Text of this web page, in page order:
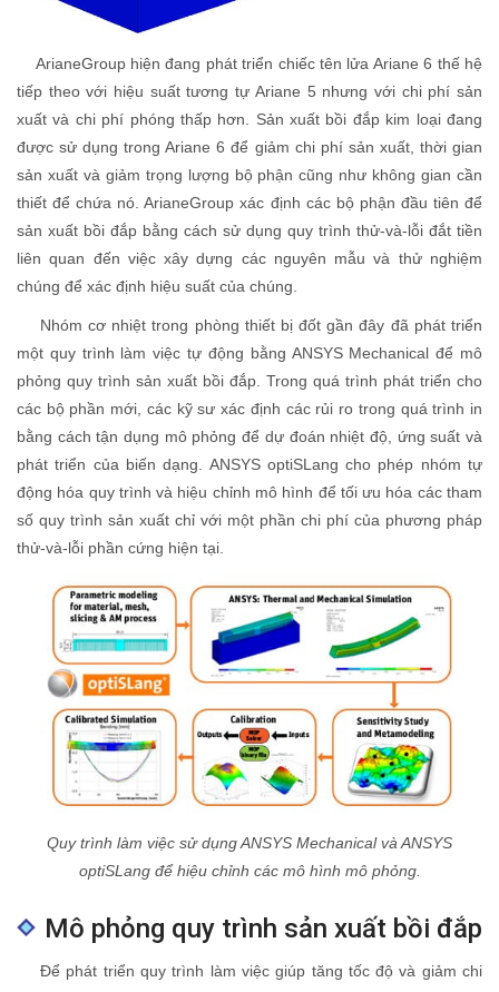
ArianeGroup hiện đang phát triển chiếc tên lửa Ariane 6 thế hệ
tiếp theo với hiệu suất tương tự Ariane 5 nhưng với chi phí sản
xuất và chi phí phóng thấp hơn. Sản xuất bồi đắp kim loại đang
được sử dụng trong Ariane 6 để giảm chi phí sản xuất, thời gian
sản xuất và giảm trọng lượng bộ phận cũng như không gian cần
thiết để chứa nó. ArianeGroup xác định các bộ phận đầu tiên để
sản xuất bồi đắp bằng cách sử dụng quy trình thử-và-lỗi đắt tiền
liên quan đến việc xây dựng các nguyên mẫu và thử nghiệm
chúng để xác định hiệu suất của chúng.
Nhóm cơ nhiệt trong phòng thiết bị đốt gần đây đã phát triển
một quy trình làm việc tự động bằng ANSYS Mechanical để mô
phỏng quy trình sản xuất bồi đắp. Trong quá trình phát triển cho
các bộ phần mới, các kỹ sư xác định các rủi ro trong quá trình in
bằng cách tận dụng mô phỏng để dự đoán nhiệt độ, ứng suất và
phát triển của biến dạng. ANSYS optiSLang cho phép nhóm tự
động hóa quy trình và hiệu chỉnh mô hình để tối ưu hóa các tham
số quy trình sản xuất chỉ với một phần chi phí của phương pháp
thử-và-lỗi phần cứng hiện tại.
Quy trình làm việc sử dụng ANSYS Mechanical và ANSYS
optiSLang để hiệu chỉnh các mô hình mô phỏng.
Mô phỏng quy trình sản xuất bồi đắp
Để phát triển quy trình làm việc giúp tăng tốc độ và giảm chi